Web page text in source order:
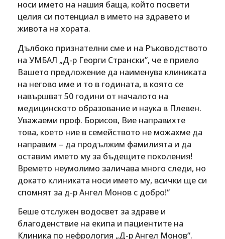
носи името на нашия баща, който посвети
целия си потенциал в името на здравето и
живота на хората.
Дълбоко признателни сме и на Ръководството
на УМБАЛ „Д-р Георги Странски”, че е приело
Вашето предложение да наименува клиниката
на негово име и то в годината, в която се
навършват 50 години от началото на
медицинското образование и наука в Плевен.
Уважаеми проф. Борисов, Вие направихте
това, което ние в семейството не можахме да
направим – да продължим фамилията и да
оставим името му за бъдещите поколения!
Времето неумолимо заличава много следи, но
докато клиниката носи името му, всички ще си
спомнят за д-р Ангел Монов с добро!“
Беше отслужен водосвет за здраве и
благоденствие на екипа и пациентите на
Клиника по нефрология „Д-р Ангел Монов“.